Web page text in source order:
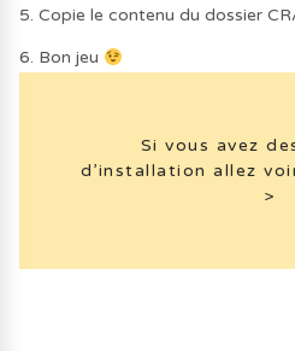
5. Copie le contenu du dossier
6. Bon jeu
Si vous avez
d’installation allez
>